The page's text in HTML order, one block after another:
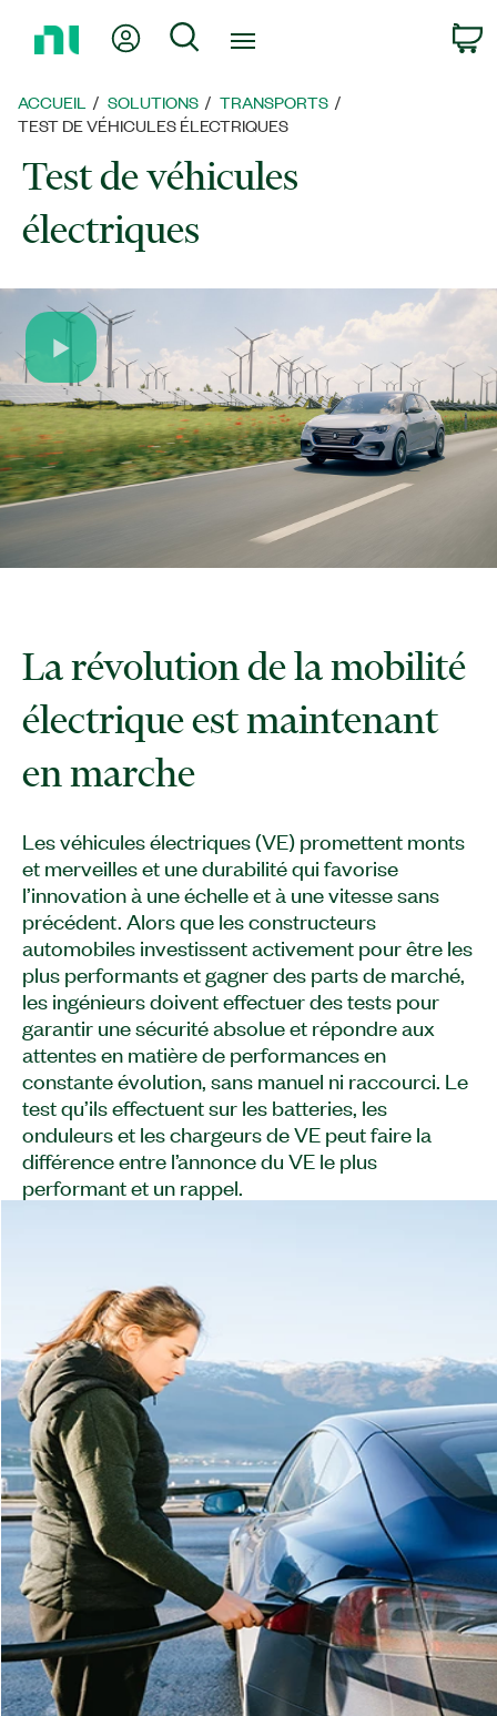
page
d’accueil
Mon compteRechercher
ACCUEIL SOLUTIONS
TRANSPORTS
TEST DE VÉHICULES ÉLECTRIQUES
Test de véhicules
électriques
La révolution de la mobilité
électrique est maintenant
en marche
Les véhicules électriques (VE) promettent monts
et merveilles et une durabilité qui favorise
l’innovation à une échelle et à une vitesse sans
précédent. Alors que les constructeurs
automobiles investissent activement pour être les
plus performants et gagner des parts de marché,
les ingénieurs doivent effectuer des tests pour
garantir une sécurité absolue et répondre aux
attentes en matière de performances en
constante évolution, sans manuel ni raccourci. Le
test qu’ils effectuent sur les batteries, les
onduleurs et les chargeurs de VE peut faire la
différence entre l’annonce du VE le plus
performant et un rappel.